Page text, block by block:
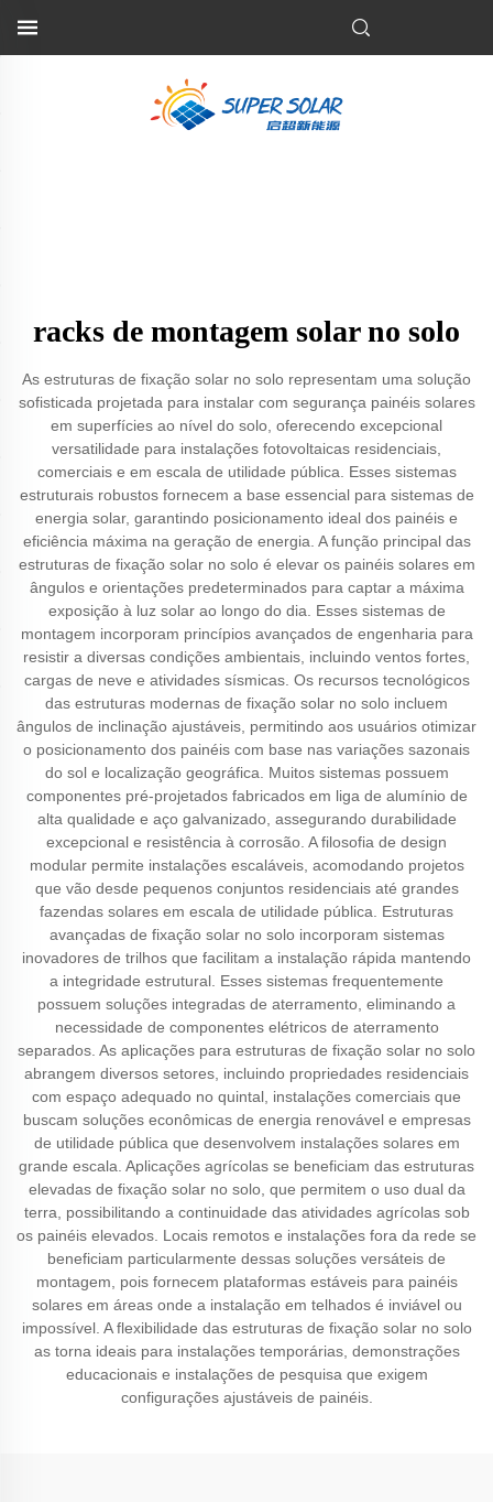
racks de montagem solar no solo
As estruturas de fixação solar no solo representam uma solução
sofisticada projetada para instalar com segurança painéis solares
em superfícies ao nível do solo, oferecendo excepcional
versatilidade para instalações fotovoltaicas residenciais,
comerciais e em escala de utilidade pública. Esses sistemas
estruturais robustos fornecem a base essencial para sistemas de
energia solar, garantindo posicionamento ideal dos painéis e
eficiência máxima na geração de energia. A função principal das
estruturas de fixação solar no solo é elevar os painéis solares em
ângulos e orientações predeterminados para captar a máxima
exposição à luz solar ao longo do dia. Esses sistemas de
montagem incorporam princípios avançados de engenharia para
resistir a diversas condições ambientais, incluindo ventos fortes,
cargas de neve e atividades sísmicas. Os recursos tecnológicos
das estruturas modernas de fixação solar no solo incluem
ângulos de inclinação ajustáveis, permitindo aos usuários otimizar
o posicionamento dos painéis com base nas variações sazonais
do sol e localização geográfica. Muitos sistemas possuem
componentes pré-projetados fabricados em liga de alumínio de
alta qualidade e aço galvanizado, assegurando durabilidade
excepcional e resistência à corrosão. A filosofia de design
modular permite instalações escaláveis, acomodando projetos
que vão desde pequenos conjuntos residenciais até grandes
fazendas solares em escala de utilidade pública. Estruturas
avançadas de fixação solar no solo incorporam sistemas
inovadores de trilhos que facilitam a instalação rápida mantendo
a integridade estrutural. Esses sistemas frequentemente
possuem soluções integradas de aterramento, eliminando a
necessidade de componentes elétricos de aterramento
separados. As aplicações para estruturas de fixação solar no solo
abrangem diversos setores, incluindo propriedades residenciais
com espaço adequado no quintal, instalações comerciais que
buscam soluções econômicas de energia renovável e empresas
de utilidade pública que desenvolvem instalações solares em
grande escala. Aplicações agrícolas se beneficiam das estruturas
elevadas de fixação solar no solo, que permitem o uso dual da
terra, possibilitando a continuidade das atividades agrícolas sob
os painéis elevados. Locais remotos e instalações fora da rede se
beneficiam particularmente dessas soluções versáteis de
montagem, pois fornecem plataformas estáveis para painéis
solares em áreas onde a instalação em telhados é inviável ou
impossível. A flexibilidade das estruturas de fixação solar no solo
as torna ideais para instalações temporárias, demonstrações
educacionais e instalações de pesquisa que exigem
configurações ajustáveis de painéis.